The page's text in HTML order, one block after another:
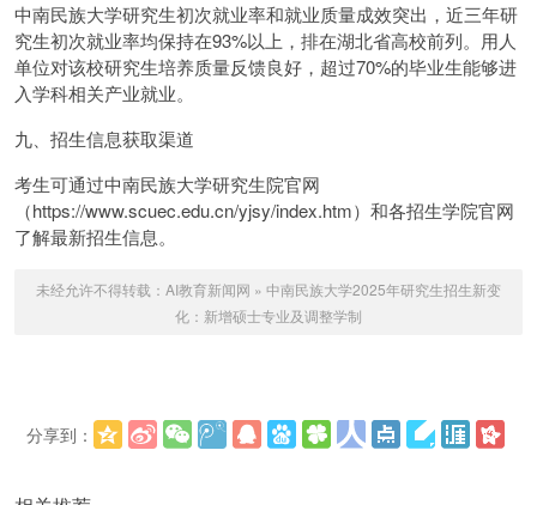
中南民族大学研究生初次就业率和就业质量成效突出，近三年研
究生初次就业率均保持在93%以上，排在湖北省高校前列。用人
单位对该校研究生培养质量反馈良好，超过70%的毕业生能够进
入学科相关产业就业。
九、招生信息获取渠道
考生可通过中南民族大学研究生院官网
（https://www.scuec.edu.cn/yjsy/index.htm）和各招生学院官网
了解最新招生信息。
未经允许不得转载： AI教育新闻网 » 中南民族大学2025年研究生招生新变
化：新增硕士专业及调整学制
分享到：